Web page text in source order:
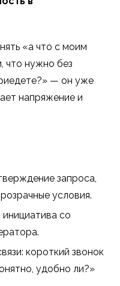
«а что с моим
что нужно без
— он уже
напряжение и
запроса,
условия.
со
короткий звонок
удобно ли?»